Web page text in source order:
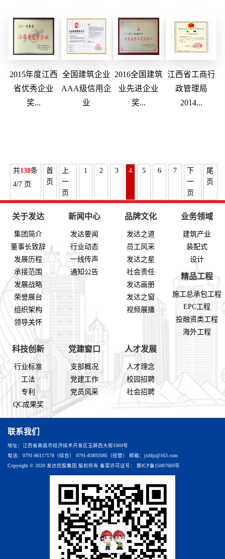
2015年度江西
省优秀企业
奖...
全国建筑企业
AAA级信用企
业
2016全国建筑
业先进企业
奖...
江西省工商行
政管理局
2014...
共138条
4/7 页
首
页
上
一
页
1 2 3 4 5 6 7
下
一
页
尾
页
关于发达
集团简介
董事长致辞
发展历程
承接范围
发展战略
荣誉展台
组织架构
领导关怀
新闻中心
发达要闻
行业动态
一线传声
通知公告
品牌文化
发达之道
员工风采
发达之星
社会责任
发达画册
发达之窗
视频展播
业务领域
建筑产业
装配式
设计
精品工程
施工总承包工程
EPC工程
投融资类工程
海外工程
科技创新
行业标准
工法
专利
QC成果奖
党建窗口
支部概况
党建工作
党员风采
人才发展
人才理念
校园招聘
社会招聘
联系我们
地址：江西省南昌市经济技术开发区玉屏西大街1069号
电话：0791-86117178（综合） 0791-83892085（经营） 邮箱：jxfdjz@163.com
Copyright © 2020 发达控股集团 版权所有 备案许可证号： 赣ICP备15007603号